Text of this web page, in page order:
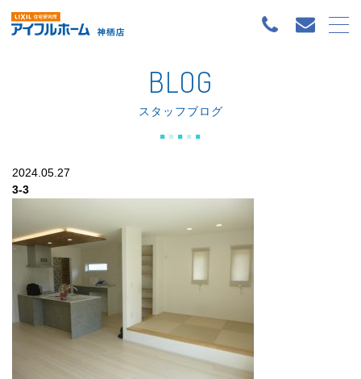
BLOG
スタッフブログ
2024.05.27
3-3